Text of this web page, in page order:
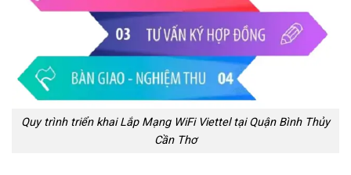
Quy trình triển khai Lắp Mạng WiFi Viettel tại Quận Bình Thủy
Cần Thơ